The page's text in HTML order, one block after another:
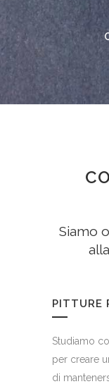
Siamo
PITTURE
Studiamo
per creare
di